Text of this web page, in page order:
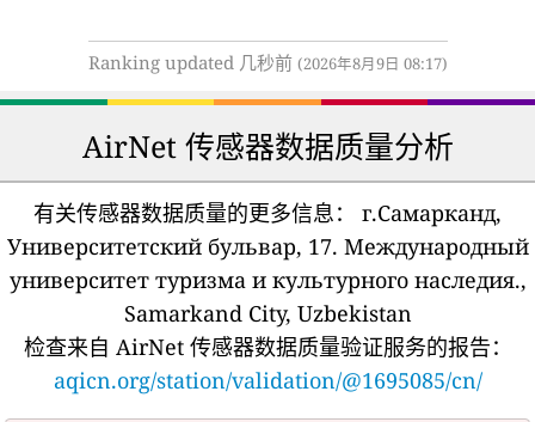
Ranking updated 几秒前 (2026年8月9日 08:17)
AirNet 传感器数据质量分析
有关传感器数据质量的更多信息：
г.Самарканд,
Университетский бульвар, 17. Международный
университет туризма и культурного наследия.,
Samarkand City, Uzbekistan
检查来自 AirNet 传感器数据质量验证服务的报告：
aqicn.org/station/validation/@1695085/cn/